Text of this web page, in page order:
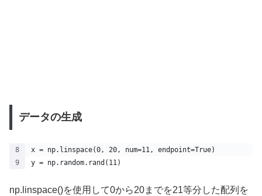
データの生成
x = np.linspace(0, 20, num=11, endpoint=True)
y = np.random.rand(11)
np.linspace()を使用して0から20までを21等分した配列を